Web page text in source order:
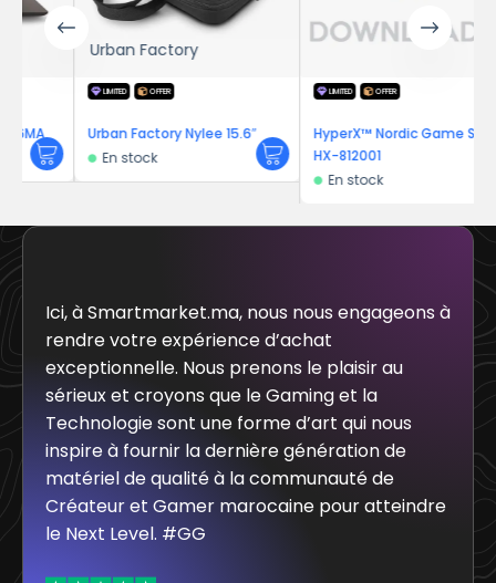
Urban Factory
LIMITED OFFER
Urban Factory Nylee 15.6″
En stock
LIMITED OFFER
HyperX™ Nordic Game Supply
HX-812001
En stock
Ici, à Smartmarket.ma, nous nous engageons à
rendre votre expérience d’achat
exceptionnelle. Nous prenons le plaisir au
sérieux et croyons que le Gaming et la
Technologie sont une forme d’art qui nous
inspire à fournir la dernière génération de
matériel de qualité à la communauté de
Créateur et Gamer marocaine pour atteindre
le Next Level. #GG